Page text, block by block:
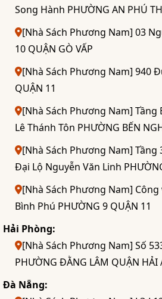
Song Hành PHƯỜNG AN PHÚ
[Nhà Sách Phương Nam] 03
10 QUẬN GÒ VẤP
[Nhà Sách Phương Nam] 940
QUẬN 11
[Nhà Sách Phương Nam] Tầng
Lê Thánh Tôn PHƯỜNG BẾN
[Nhà Sách Phương Nam] Tầng
Đại Lộ Nguyễn Văn Linh
[Nhà Sách Phương Nam]
Bình Phú PHƯỜNG 9 QUẬN 11
Hải Phòng:
[Nhà Sách Phương Nam] Số
PHƯỜNG ĐẰNG LÂM QUẬN HẢI
Đà Nẵng: